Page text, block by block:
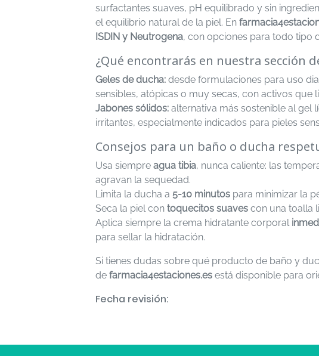
surfactantes suaves, pH equilibrado y sin
el equilibrio natural de la piel. En
ISDIN y Neutrogena, con opciones para todo tipo
¿Qué encontrarás en nuestra sección
Geles de ducha: desde formulaciones para uso
sensibles, atópicas o muy secas, con activos que
Jabones sólidos: alternativa más sostenible al gel
irritantes, especialmente indicados para pieles
Consejos para un baño o ducha
Usa siempre agua tibia, nunca caliente: las
agravan la sequedad.
Limita la ducha a 5-10 minutos para minimizar la
Seca la piel con toquecitos suaves con una toalla
Aplica siempre la crema hidratante corporal
para sellar la hidratación.
Si tienes dudas sobre qué producto de baño y
de farmacia4estaciones.es está disponible para
Fecha revisión: